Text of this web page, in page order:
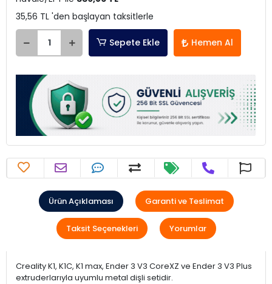
35,56 TL 'den başlayan taksitlerle
Sepete Ekle Hemen Al
Ürün Açıklaması Garanti ve Teslimat
Taksit Seçenekleri Yorumlar
Creality K1, K1C, K1 max, Ender 3 V3 CoreXZ ve Ender 3 V3 Plus
extruderlarıyla uyumlu metal dişli setidir.